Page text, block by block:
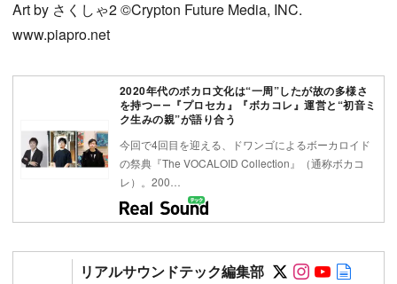
Art by さくしゃ2 ©Crypton Future Media, INC.
www.piapro.net
2020年代のボカロ文化は“一周”したが故の多様さ
を持つ――『プロセカ』『ボカコレ』運営と“初音ミ
ク生みの親”が語り合う
今回で4回目を迎える、ドワンゴによるボーカロイド
の祭典『The VOCALOID Collection』（通称ボカコ
レ）。200…
リアルサウンドテック編集部 Follow on
Follow on
Follow